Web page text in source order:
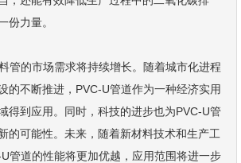
份力量。
管的市场需求将持续增长。随着城市化进程
的不断推进，PVC-U管道作为一种经济实用
得到应用。同时，科技的进步也为PVC-U管
的可能性。未来，随着新材料技术和生产工
管道的性能将更加优越，应用范围将进一步